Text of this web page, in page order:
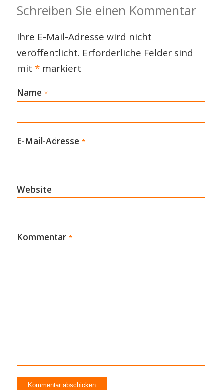
Schreiben Sie einen Kommentar
Ihre E-Mail-Adresse wird nicht
veröffentlicht. Erforderliche Felder sind
mit *markiert
Name *
E-Mail-Adresse *
Website
Kommentar *